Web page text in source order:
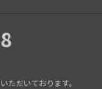
ただいております。